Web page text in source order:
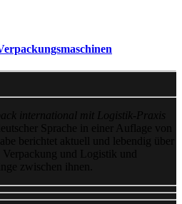
international mit Logistik-Praxis
Sprache in einer Auflage von
berichtet aktuell und lebendig über
und Logistik und
zwischen ihnen.